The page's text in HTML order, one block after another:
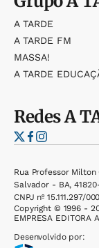
A TARDE
A TARDE FM
MASSA!
A TARDE
RedesA
Rua Professor
Salvador - BA,
CNPJ nº 15.111.297/
Copyright © 1996 -
EMPRESA EDITORA
Desenvolvido por: